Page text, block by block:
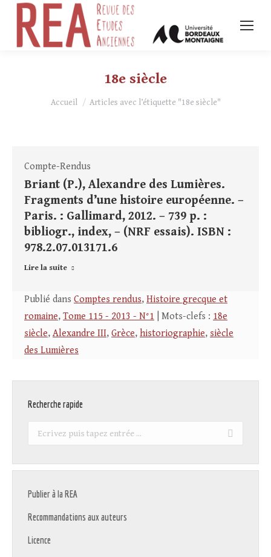
18e siècle
Vous êtes ici :
Accueil Articles avec l’étiquette "18e siècle"
Compte-Rendus
Briant (P.), Alexandre des Lumières.
Fragments d’une histoire européenne. –
Paris. : Gallimard, 2012. – 739 p. :
bibliogr., index, – (NRF essais). ISBN :
978.2.07.013171.6
Lire la suite
Publié dans Comptes rendus, Histoire grecque et
romaine, Tome 115 - 2013 - N°1 | Mots-clefs : 18e
siècle, Alexandre III, Grèce, historiographie, siècle
des Lumières
Recherche rapide
Recherche
Publier à la REA
Recommandations aux auteurs
Licence